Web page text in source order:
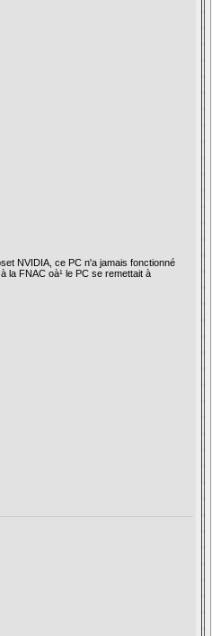
NVIDIA, ce PC n'a jamais fonctionné
la FNAC oà¹ le PC se remettait à